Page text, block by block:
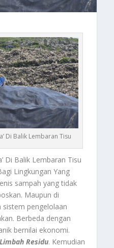
Di Balik Lembaran Tisu
Di Balik Lembaran Tisu
Lingkungan Yang
sampah yang tidak
Maupun di
pengelolaan
Berbeda dengan
bernilai ekonomi.
Residu. Kemudian